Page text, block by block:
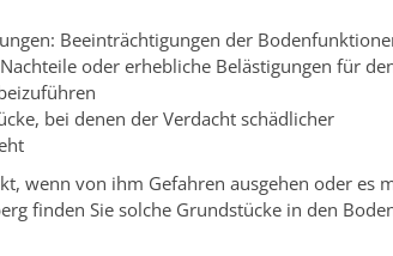
Beeinträchtigungen der
oder erhebliche Belästigungen für
bei denen der Verdacht schädlicher
wenn von ihm Gefahren ausgehen oder es
finden Sie solche Grundstücke in den